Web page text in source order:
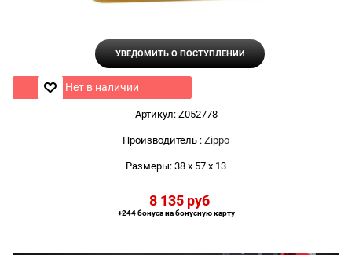
УВЕДОМИТЬ О ПОСТУПЛЕНИИ
Нет в наличии
Артикул: Z052778
Производитель : Zippo
Размеры: 38 x 57 x 13
8 135 руб
+244 бонуса на бонусную карту